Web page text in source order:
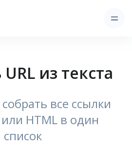
из текста
все ссылки
или HTML в один
список